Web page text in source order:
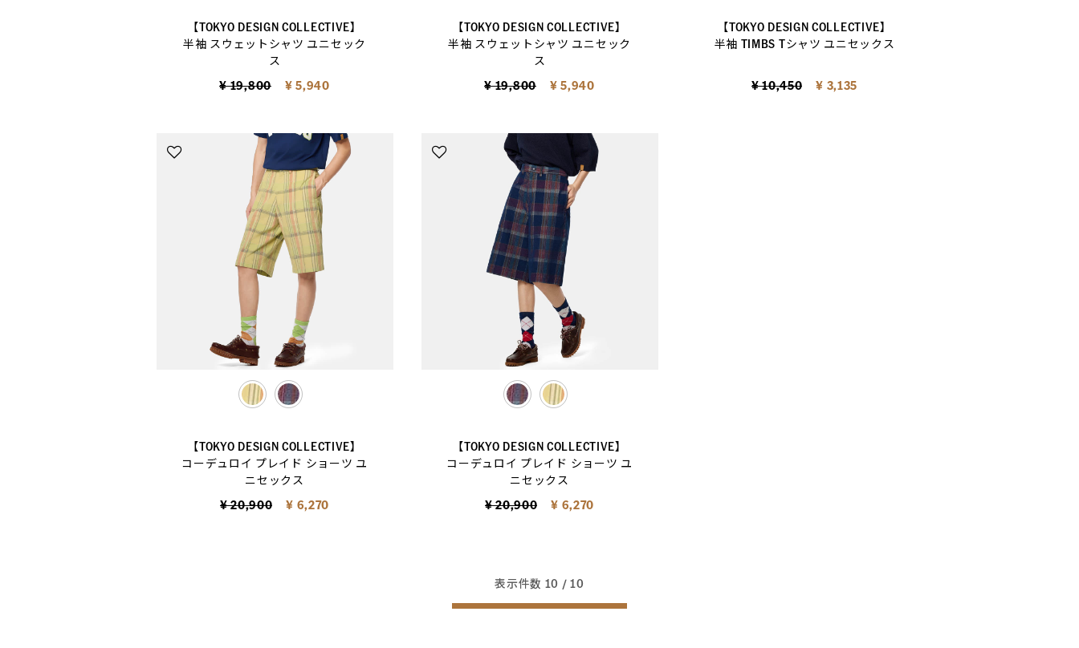
【TOKYO DESIGN COLLECTIVE】
半袖 スウェットシャツ ユニセック
ス
Price reduced from
¥ 19,800to ¥ 5,940
【TOKYO DESIGN COLLECTIVE】
半袖 スウェットシャツ ユニセック
ス
Price reduced from
¥ 19,800to ¥ 5,940
【TOKYO DESIGN COLLECTIVE】
半袖 TIMBS Tシャツ ユニセックス
Price reduced from
¥ 10,450to ¥ 3,135
selected
【TOKYO DESIGN COLLECTIVE】
コーデュロイ プレイド ショーツ ユ
ニセックス
Price reduced from
¥ 20,900to ¥ 6,270
selected
【TOKYO DESIGN COLLECTIVE】
コーデュロイ プレイド ショーツ ユ
ニセックス
Price reduced from
¥ 20,900to ¥ 6,270
表示件数 10 / 10